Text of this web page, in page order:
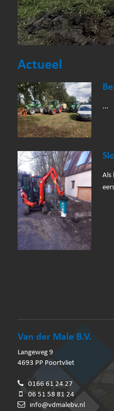
Actueel
...
Als
Van der Male B.V.
Langeweg 9
4693 PP Poortvliet
0166 61 24 27
06 51 58 81 24
info@vdmalebv.nl